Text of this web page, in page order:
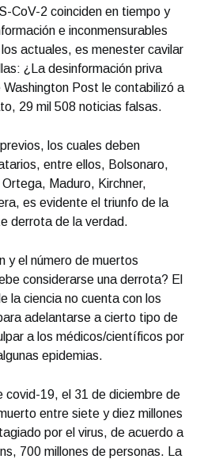
CoV-2 coinciden en tiempo y
e inconmensurables
actuales, es menester cavilar
¿La desinformación priva
Post le contabilizó a
29 mil 508 noticias falsas.
los cuales deben
entre ellos, Bolsonaro,
Maduro, Kirchner,
es evidente el triunfo de la
derrota de la verdad.
y el número de muertos
considerarse una derrota? El
la ciencia no cuenta con los
adelantarse a cierto tipo de
a los médicos/científicos por
epidemias.
covid-19, el 31 de diciembre de
entre siete y diez millones
por el virus, de acuerdo a
700 millones de personas. La